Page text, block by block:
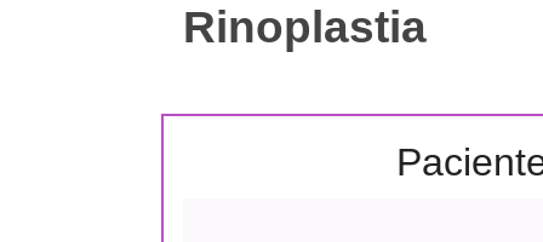
Rinoplastia